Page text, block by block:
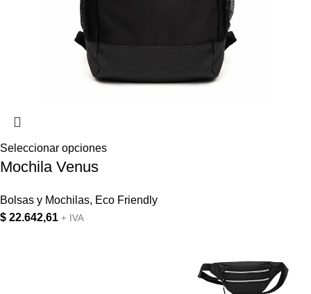
Seleccionar opciones
Mochila Venus
Bolsas y Mochilas, Eco Friendly
$ 22.642,61 + IVA